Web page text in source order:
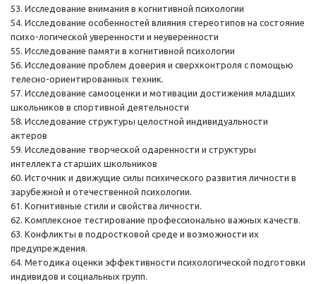
53. Исследование внимания в когнитивной психологии
54. Исследование особенностей влияния стереотипов на состояние
психо-логической уверенности и неуверенности
55. Исследование памяти в когнитивной психологии
56. Исследование проблем доверия и сверхконтроля с помощью
телесно-ориентированных техник.
57. Исследование самооценки и мотивации достижения младших
школьников в спортивной деятельности
58. Исследование структуры целостной индивидуальности
актеров
59. Исследование творческой одаренности и структуры
интеллекта старших школьников
60. Источник и движущие силы психического развития личности в
зарубежной и отечественной психологии.
61. Когнитивные стили и свойства личности.
62. Комплексное тестирование профессионально важных качеств.
63. Конфликты в подростковой среде и возможности их
предупреждения.
64. Методика оценки эффективности психологической подготовки
индивидов и социальных групп.